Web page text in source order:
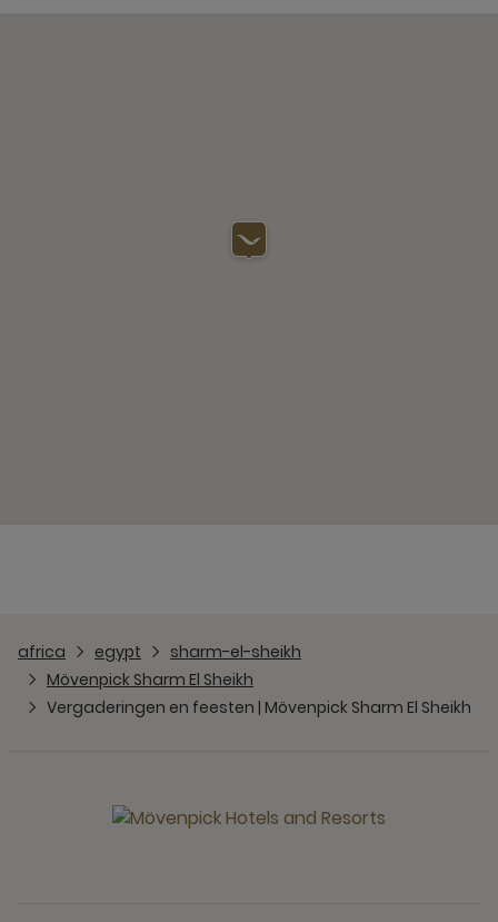
africa egypt
sharm-el-sheikh
Mövenpick Sharm El Sheikh
Vergaderingen en feesten | Mövenpick Sharm El Sheikh